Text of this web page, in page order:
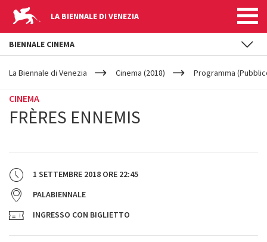
LA BIENNALE DI VENEZIA
YOUR
ARE
La Biennale di Venezia Cinema (2018) Programma
CINEMA
FRÈRES ENNEMIS
1 SETTEMBRE 2018 ORE 22:45
PALABIENNALE
INGRESSO CON BIGLIETTO
BIENNALE CINEMA